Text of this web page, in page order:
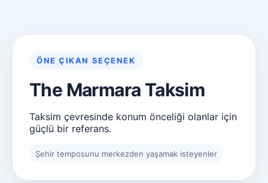
ÖNE ÇIKAN SEÇENEK
The Marmara Taksim
Taksim çevresinde konum önceliği olanlar için
güçlü bir referans.
Şehir temposunu merkezden yaşamak isteyenler